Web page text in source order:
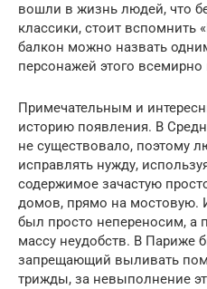
вошли в жизнь людей, что
классики, стоит вспомнить
балкон можно назвать
персонажей этого
Примечательным и
историю появления. В
не существовало, поэтому
исправлять нужду,
содержимое зачастую
домов, прямо на мостовую.
был просто непереносим, а
массу неудобств. В Париже
запрещающий выливать
трижды, за невыполнение